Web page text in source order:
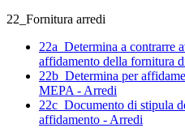
22_Fornitura arredi
22a_Determina a contrarre
affidamento della fornitura
22b_Determina per
MEPA - Arredi
22c_Documento di stipula
affidamento - Arredi